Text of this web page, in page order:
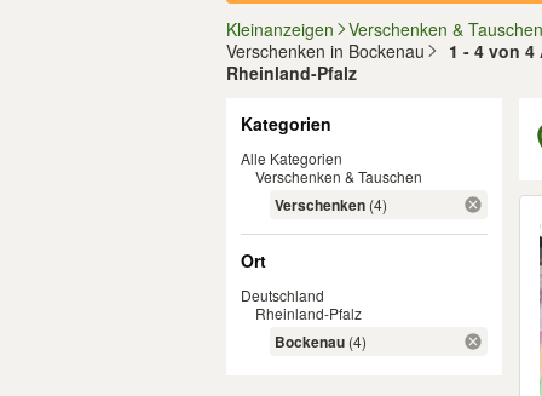
Kleinanzeigen
Verschenken & Tauschen
Verschenken in Bockenau
1 - 4 von
Rheinland-Pfalz
Kategorien
Alle Kategorien
Verschenken & Tauschen
Verschenken (4)
Ort
Deutschland
Rheinland-Pfalz
Bockenau (4)